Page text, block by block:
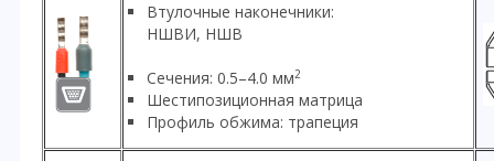
Втулочные наконечники:
НШВИ, НШВ
Сечения: 0.5–4.0 мм2
Шестипозиционная матрица
Профиль обжима: трапеция